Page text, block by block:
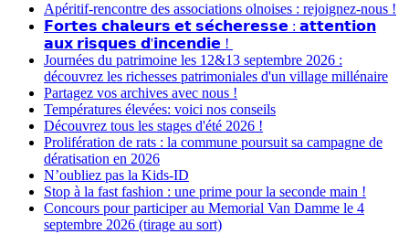
Apéritif-rencontre des associations olnoises : rejoignez-nous !
𝗙𝗼𝗿𝘁𝗲𝘀 𝗰𝗵𝗮𝗹𝗲𝘂𝗿𝘀 𝗲𝘁 𝘀𝗲́𝗰𝗵𝗲𝗿𝗲𝘀𝘀𝗲 : 𝗮𝘁𝘁𝗲𝗻𝘁𝗶𝗼𝗻
𝗮𝘂𝘅 𝗿𝗶𝘀𝗾𝘂𝗲𝘀 𝗱'𝗶𝗻𝗰𝗲𝗻𝗱𝗶𝗲 !
Journées du patrimoine les 12&13 septembre 2026 :
découvrez les richesses patrimoniales d'un village millénaire
Partagez vos archives avec nous !
Températures élevées: voici nos conseils
Découvrez tous les stages d'été 2026 !
Prolifération de rats : la commune poursuit sa campagne de
dératisation en 2026
N’oubliez pas la Kids-ID
Stop à la fast fashion : une prime pour la seconde main !
Concours pour participer au Memorial Van Damme le 4
septembre 2026 (tirage au sort)